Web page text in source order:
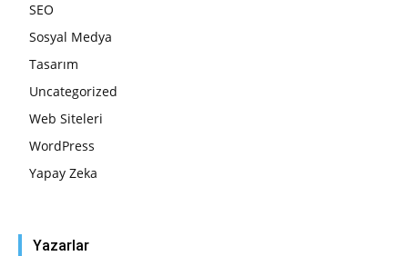
SEO
Sosyal Medya
Tasarım
Uncategorized
Web Siteleri
WordPress
Yapay Zeka
Yazarlar